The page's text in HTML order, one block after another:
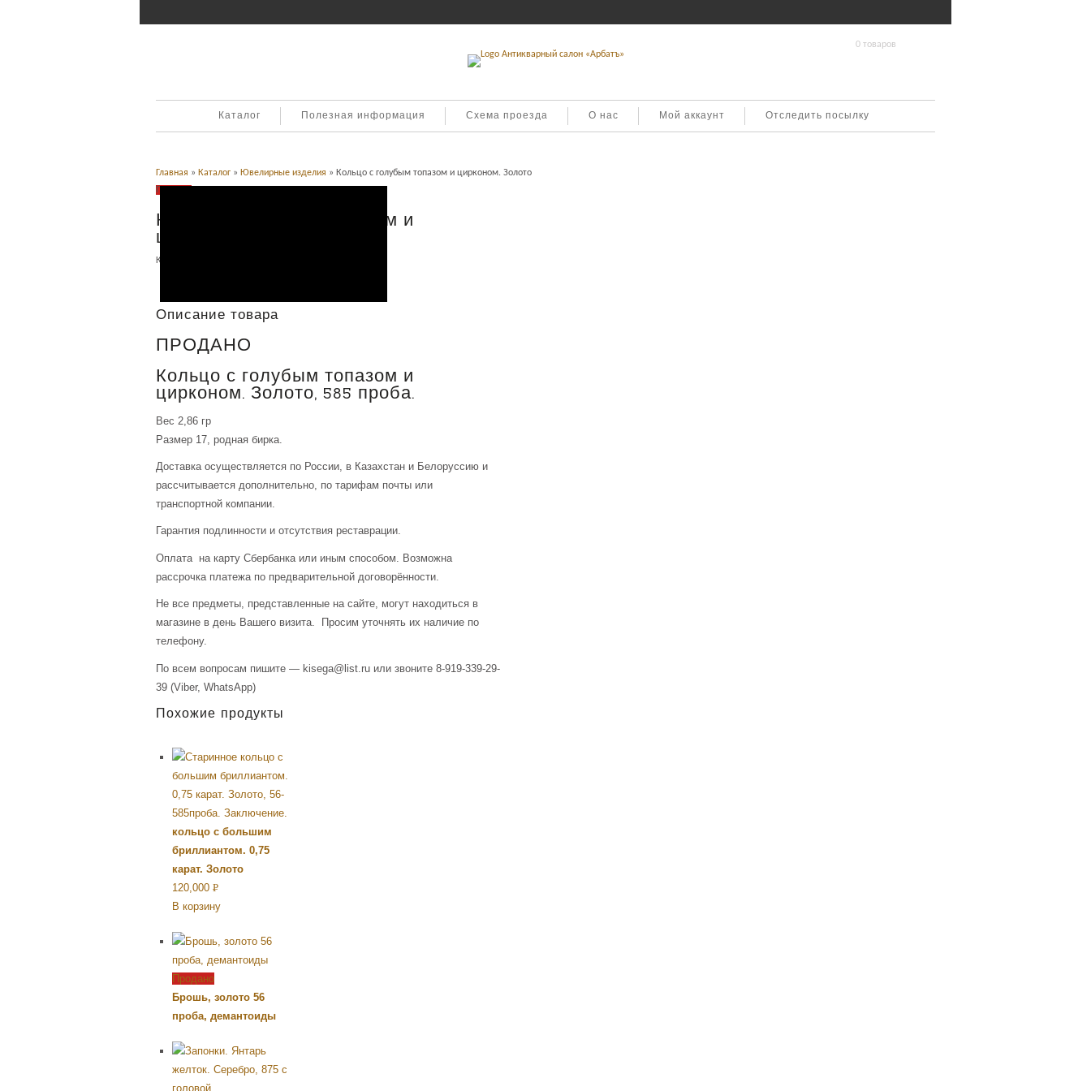
0 товаров
Каталог Полезная информация Схема проезда О нас Мой аккаунт Отследить посылку
Главная » Каталог » Ювелирные изделия » Кольцо с голубым топазом и цирконом. Золото
Продано
Кольцо с голубым топазом и
цирконом. Золото
Категория:
Описание товара
ПРОДАНО
Кольцо с голубым топазом и
цирконом. Золото, 585 проба.
Вес 2,86 гр
Размер 17, родная бирка.
Доставка осуществляется по России, в Казахстан и Белоруссию и
рассчитывается дополнительно, по тарифам почты или
транспортной компании.
Гарантия подлинности и отсутствия реставрации.
Оплата на карту Сбербанка или иным способом. Возможна
рассрочка платежа по предварительной договорённости.
Не все предметы, представленные на сайте, могут находиться в
магазине в день Вашего визита. Просим уточнять их наличие по
телефону.
По всем вопросам пишите — kisega@list.ru или звоните 8-919-339-29-
39 (Viber, WhatsApp)
Похожие продукты
кольцо с большим
бриллиантом. 0,75
карат. Золото
120,000 Р
УБ.
В корзину
Продано
Брошь, золото 56
проба, демантоиды